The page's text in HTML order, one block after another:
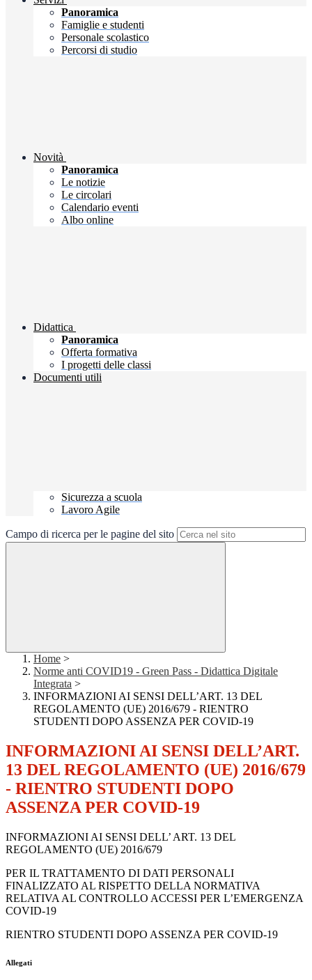
Panoramica
Famiglie e studenti
Personale scolastico
Percorsi di studio
Novità
Panoramica
Le notizie
Le circolari
Calendario eventi
Albo online
Didattica
Panoramica
Offerta formativa
I progetti delle classi
Documenti utili
Sicurezza a scuola
Lavoro Agile
Campo di ricerca per le pagine del sito
Home >
Norme anti COVID19 - Green Pass - Didattica Digitale
Integrata >
INFORMAZIONI AI SENSI DELL’ART. 13 DEL
REGOLAMENTO (UE) 2016/679 - RIENTRO
STUDENTI DOPO ASSENZA PER COVID-19
INFORMAZIONI AI SENSI DELL’ART.
13 DEL REGOLAMENTO (UE) 2016/679
- RIENTRO STUDENTI DOPO
ASSENZA PER COVID-19
INFORMAZIONI AI SENSI DELL’ ART. 13 DEL
REGOLAMENTO (UE) 2016/679
PER IL TRATTAMENTO DI DATI PERSONALI
FINALIZZATO AL RISPETTO DELLA NORMATIVA
RELATIVA AL CONTROLLO ACCESSI PER L’EMERGENZA
COVID-19
RIENTRO STUDENTI DOPO ASSENZA PER COVID-19
Allegati